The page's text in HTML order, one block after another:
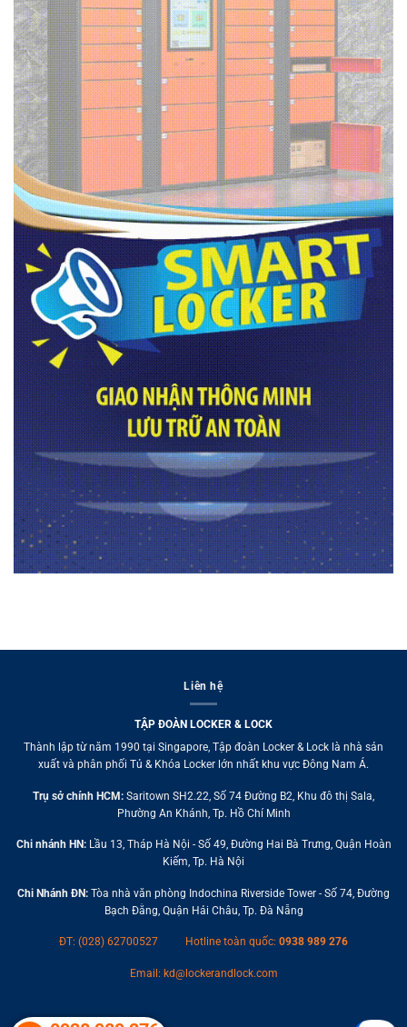
Liên hệ
TẬP ĐOÀN LOCKER & LOCK
Thành lập từ năm 1990 tại Singapore, Tập đoàn Locker & Lock là nhà sản
xuất và phân phối Tủ & Khóa Locker lớn nhất khu vực Đông Nam Á.
Trụ sở chính HCM: Saritown SH2.22, Số 74 Đường B2, Khu đô thị Sala,
Phường An Khánh, Tp. Hồ Chí Minh
Chi nhánh HN:Lầu 13, Tháp Hà Nội - Số 49, Đường Hai Bà Trưng, Quận Hoàn
Kiếm, Tp. Hà Nội
Chi Nhánh ĐN: Tòa nhà văn phòng Indochina Riverside Tower - Số 74, Đường
Bạch Đằng, Quận Hải Châu, Tp. Đà Nẵng
ĐT: (028) 62700527 Hotline toàn quốc: 0938 989 276
Email: kd@lockerandlock.com